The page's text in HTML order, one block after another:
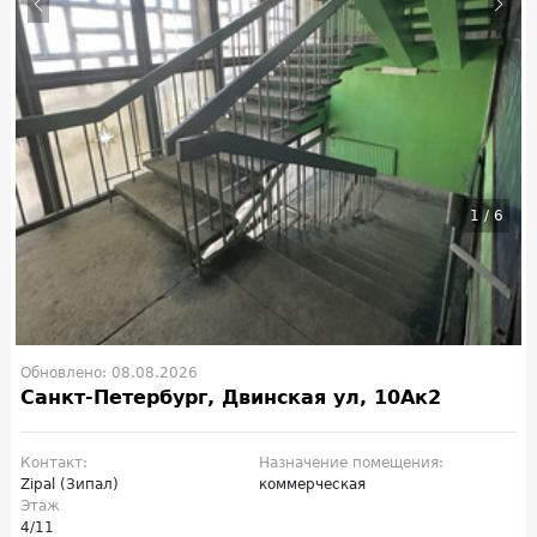
1 / 6
Обновлено: 08.08.2026
Санкт-Петербург, Двинская ул, 10Ак2
Контакт:
Zipal (Зипал)
Назначение помещения:
коммерческая
Этаж
4/11